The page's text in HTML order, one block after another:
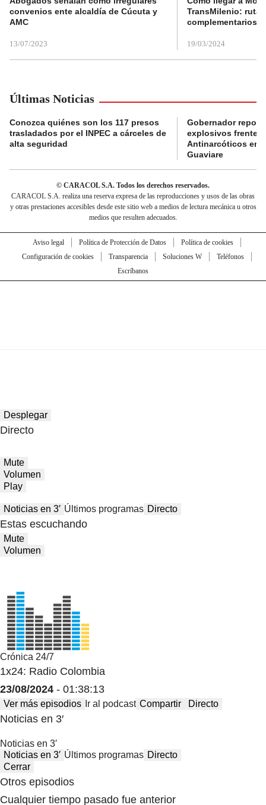
convenios ente alcaldía de Cúcuta y
AMC
13/07/2023
TransMilenio:
complementarios
19/03/2024
Últimas Noticias
Conozca quiénes son los 117 presos
trasladados por el INPEC a cárceles de
alta seguridad
Gobernador
explosivos frente a
Antinarcóticos en
Guaviare
© CARACOL S.A. Todos los derechos reservados.
CARACOL S.A. realiza una reserva expresa de las reproducciones y usos de las obras
y otras prestaciones accesibles desde este sitio web a medios de lectura mecánica u otros
medios que resulten adecuados.
Aviso legal Política de Protección de Datos
Política de cookies
Configuración de cookies
Transparencia Soluciones W
Teléfonos
Escríbanos
Desplegar
Directo
Mute
Volumen
Play
Noticias en 3′ Últimos programas Directo
Estas escuchando
Mute
Volumen
Crónica 24/7
1x24: Radio Colombia
23/08/2024 - 01:38:13
Ver más episodios Ir al podcast Compartir Directo
Noticias en 3′
Noticias en 3′
Noticias en 3′ Últimos programas Directo
Cerrar
Otros episodios
Cualquier tiempo pasado fue anterior